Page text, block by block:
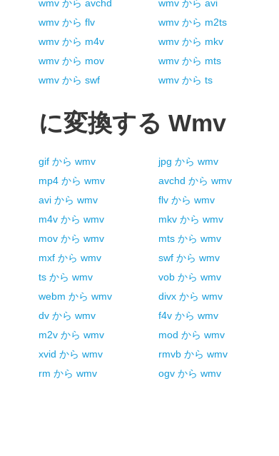
wmv から avchd wmv から avi
wmv から flv wmv から m2ts
wmv から m4v wmv から mkv
wmv から mov wmv から mts
wmv から swf wmv から ts
に変換する Wmv
gif から wmv jpg から wmv
mp4 から wmv avchd から wmv
avi から wmv flv から wmv
m4v から wmv mkv から wmv
mov から wmv mts から wmv
mxf から wmv swf から wmv
ts から wmv vob から wmv
webm から wmv divx から wmv
dv から wmv f4v から wmv
m2v から wmv mod から wmv
xvid から wmv rmvb から wmv
rm から wmv ogv から wmv